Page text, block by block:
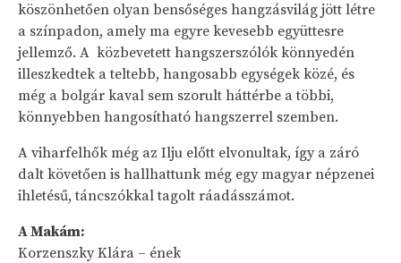
köszönhetően olyan bensőséges hangzásvilág jött létre
a színpadon, amely ma egyre kevesebb együttesre
jellemző. A közbevetett hangszerszólók könnyedén
illeszkedtek a teltebb, hangosabb egységek közé, és
még a bolgár kaval sem szorult háttérbe a többi,
könnyebben hangosítható hangszerrel szemben.
A viharfelhők még az Ilju előtt elvonultak, így a záró
dalt követően is hallhattunk még egy magyar népzenei
ihletésű, táncszókkal tagolt ráadásszámot.
A Makám:
Korzenszky Klára – ének